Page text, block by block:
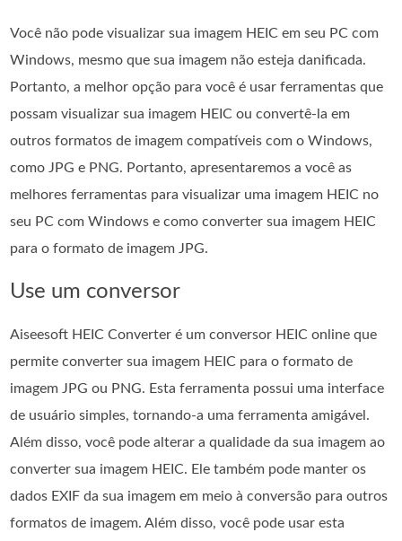
Você não pode visualizar sua imagem HEIC em seu PC com
Windows, mesmo que sua imagem não esteja danificada.
Portanto, a melhor opção para você é usar ferramentas que
possam visualizar sua imagem HEIC ou convertê-la em
outros formatos de imagem compatíveis com o Windows,
como JPG e PNG. Portanto, apresentaremos a você as
melhores ferramentas para visualizar uma imagem HEIC no
seu PC com Windows e como converter sua imagem HEIC
para o formato de imagem JPG.
Use um conversor
Aiseesoft HEIC Converter é um conversor HEIC online que
permite converter sua imagem HEIC para o formato de
imagem JPG ou PNG. Esta ferramenta possui uma interface
de usuário simples, tornando-a uma ferramenta amigável.
Além disso, você pode alterar a qualidade da sua imagem ao
converter sua imagem HEIC. Ele também pode manter os
dados EXIF da sua imagem em meio à conversão para outros
formatos de imagem. Além disso, você pode usar esta